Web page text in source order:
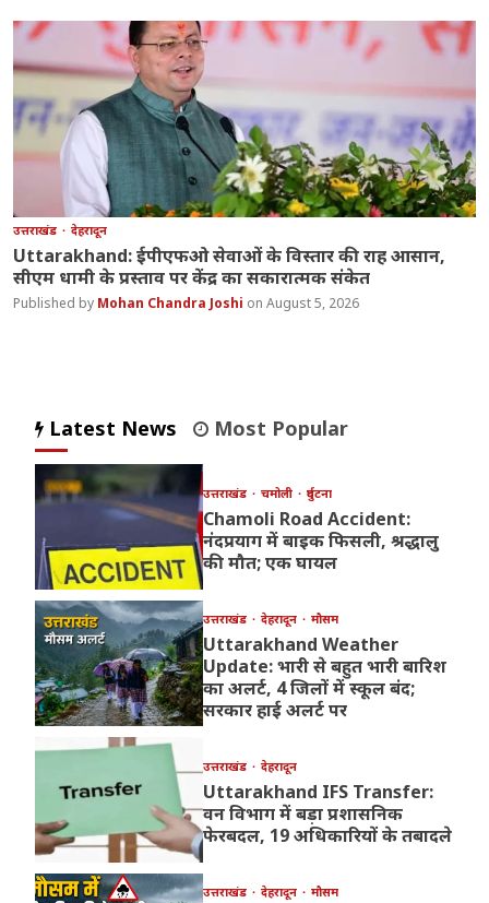
उत्तराखंड देहरादून
Uttarakhand: ईपीएफओ सेवाओं के विस्तार की राह आसान,
सीएम धामी के प्रस्ताव पर केंद्र का सकारात्मक संकेत
Mohan Chandra Joshi August 5, 2026
Latest News Most Popular
उत्तराखंड चमोली दुर्घटना
Chamoli Road Accident:
नंदप्रयाग में बाइक फिसली, श्रद्धालु
की मौत; एक घायल
उत्तराखंड देहरादून मौसम
Uttarakhand Weather
Update: भारी से बहुत भारी बारिश
का अलर्ट, 4 जिलों में स्कूल बंद;
सरकार हाई अलर्ट पर
उत्तराखंड देहरादून
Uttarakhand IFS Transfer:
वन विभाग में बड़ा प्रशासनिक
फेरबदल, 19 अधिकारियों के तबादले
उत्तराखंड देहरादून मौसम